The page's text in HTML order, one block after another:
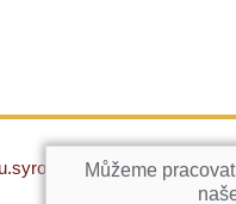
box.cz
Můžeme